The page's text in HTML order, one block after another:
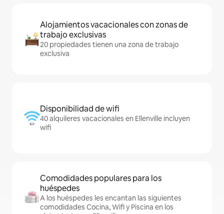
Alojamientos vacacionales con zonas de
trabajo exclusivas
20 propiedades tienen una zona de trabajo
exclusiva
Disponibilidad de wifi
40 alquileres vacacionales en Ellenville incluyen
wifi
Comodidades populares para los
huéspedes
A los huéspedes les encantan las siguientes
comodidades Cocina, Wifi y Piscina en los